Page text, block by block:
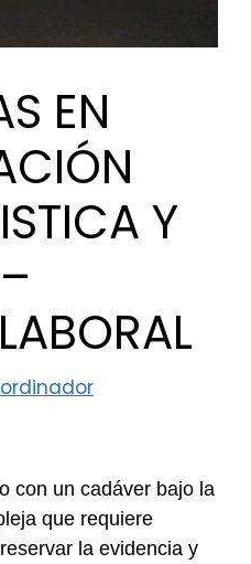
EN
Y
con un cadáver bajo la
que requiere
la evidencia y